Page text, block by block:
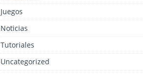
Juegos
Noticias
Tutoriales
Uncategorized